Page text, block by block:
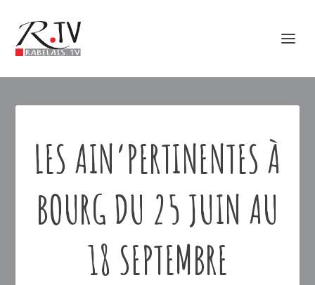
LES AIN’PERTINENTES À
BOURG DU 25 JUIN AU
18 SEPTEMBRE